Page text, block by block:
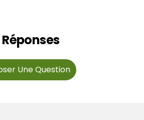
Une Question